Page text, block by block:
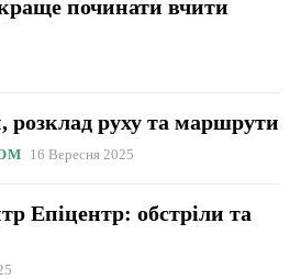
починати вчити
розклад руху та маршрути
16 Вересня 2025
Епіцентр: обстріли та